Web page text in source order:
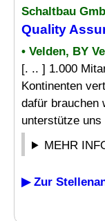
Schaltbau
Quality
• Velden, BY
[. .. ] 1.000
Kontinenten
dafür brauchen
unterstütze
MEHR
▶ Zur